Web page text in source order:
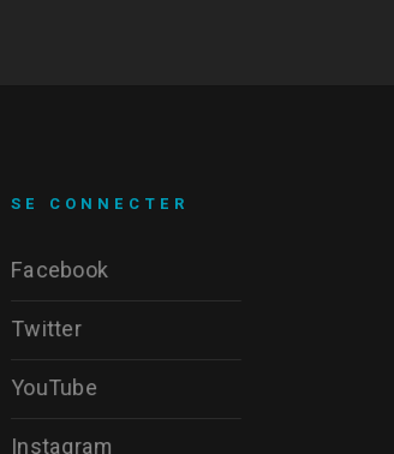
SE CONNECTER
Facebook
Twitter
YouTube
Instagram